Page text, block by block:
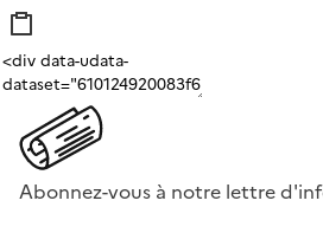
Abonnez-vous à notre lettre